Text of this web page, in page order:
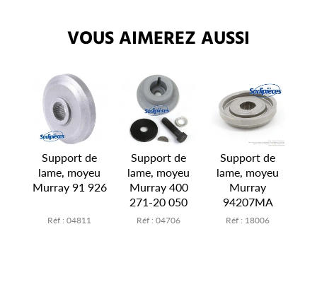
VOUS AIMEREZ AUSSI
Support de
lame, moyeu
Murray 91 926
Réf : 04811
Support de
lame, moyeu
Murray 400
271-20 050
Réf : 04706
Support de
lame, moyeu
Murray
94207MA
Réf : 18006